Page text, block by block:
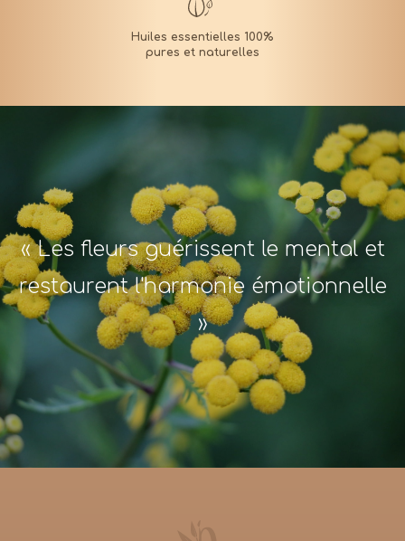
« Les fleurs guérissent le mental et
restaurent l'harmonie émotionnelle
»